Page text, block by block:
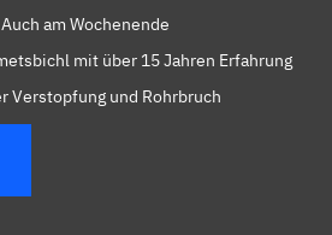
am Wochenende
mit über 15 Jahren Erfahrung
Verstopfung und Rohrbruch